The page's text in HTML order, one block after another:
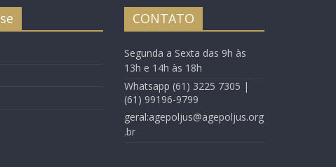
CONTATO
Segunda a Sexta das 9h às
13h e 14h às 18h
Whatsapp (61) 3225 7305 |
(61) 99196-9799
geral:agepoljus@agepoljus.org
.br